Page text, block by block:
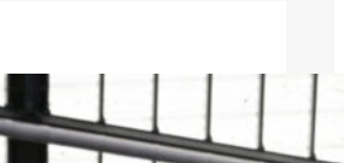
e Idele, l’Atalanta U23
il futuro: i giovani talenti